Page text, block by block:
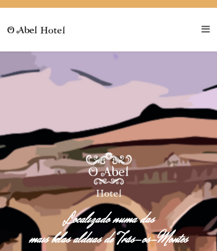
Localizado numa das
mais belas aldeias de Trás-os-Montes